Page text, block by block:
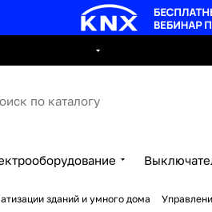
зданий и умного дома